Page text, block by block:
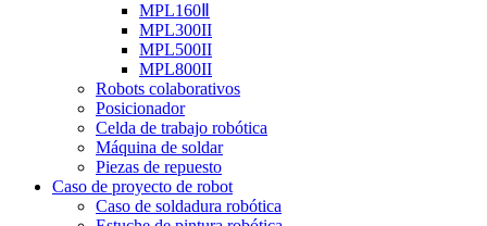
MPL160Ⅱ
MPL300II
MPL500II
MPL800II
Robots colaborativos
Posicionador
Celda de trabajo robótica
Máquina de soldar
Piezas de repuesto
Caso de proyecto de robot
Caso de soldadura robótica